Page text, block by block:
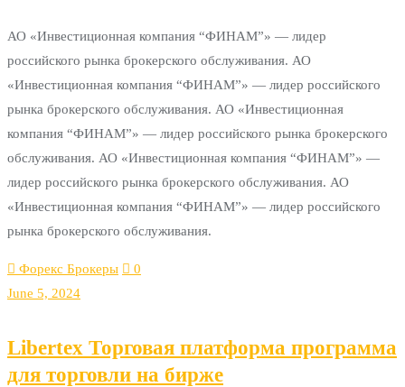
АО «Инвестиционная компания “ФИНАМ”» — лидер
российского рынка брокерского обслуживания. АО
«Инвестиционная компания “ФИНАМ”» — лидер российского
рынка брокерского обслуживания. АО «Инвестиционная
компания “ФИНАМ”» — лидер российского рынка брокерского
обслуживания. АО «Инвестиционная компания “ФИНАМ”» —
лидер российского рынка брокерского обслуживания. АО
«Инвестиционная компания “ФИНАМ”» — лидер российского
рынка брокерского обслуживания.
Форекс Брокеры
0
June 5, 2024
Libertex Торговая платформа программа
для торговли на бирже